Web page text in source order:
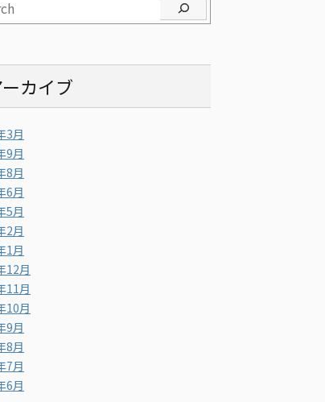
ーカイブ
3月
9月
8月
6月
5月
2月
1月
12月
11月
10月
9月
8月
7月
6月